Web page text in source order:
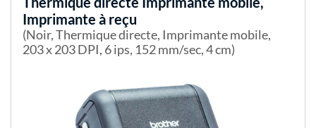
Imprimante à reçu
(Noir, Thermique directe, Imprimante mobile,
203 x 203 DPI, 6 ips, 152 mm/sec, 4 cm)